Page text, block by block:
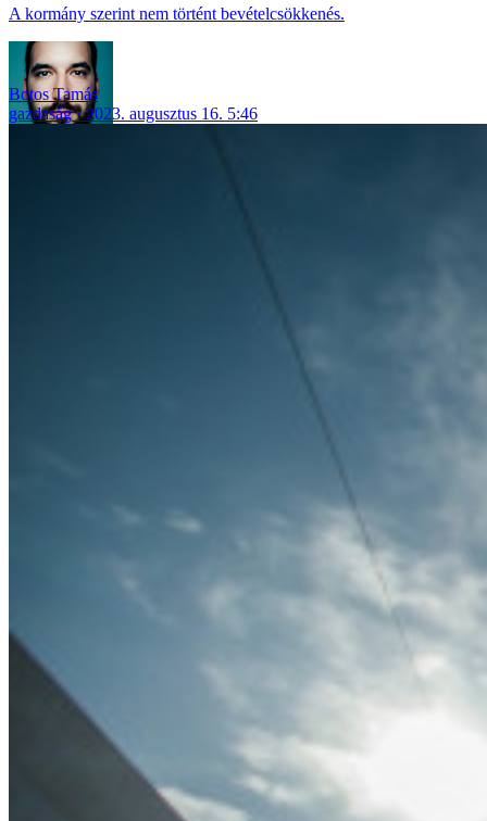
A kormány szerint nem történt bevételcsökkenés.
Botos Tamás
gazdaság
2023. augusztus 16. 5:46